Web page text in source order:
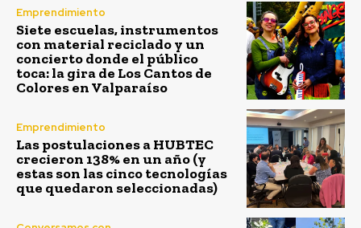
Emprendimiento
Siete escuelas, instrumentos
con material reciclado y un
concierto donde el público
toca: la gira de Los Cantos de
Colores en Valparaíso
Emprendimiento
Las postulaciones a HUBTEC
crecieron 138% en un año (y
estas son las cinco tecnologías
que quedaron seleccionadas)